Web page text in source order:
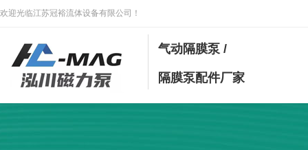
欢迎光临江苏冠裕流体设备有限公司！
气动隔膜泵 /
隔膜泵配件厂家